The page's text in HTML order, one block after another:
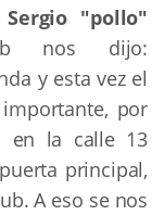
Sergio "pollo"
nos dijo:
y esta vez el
por
en la calle 13
principal,
A eso se nos